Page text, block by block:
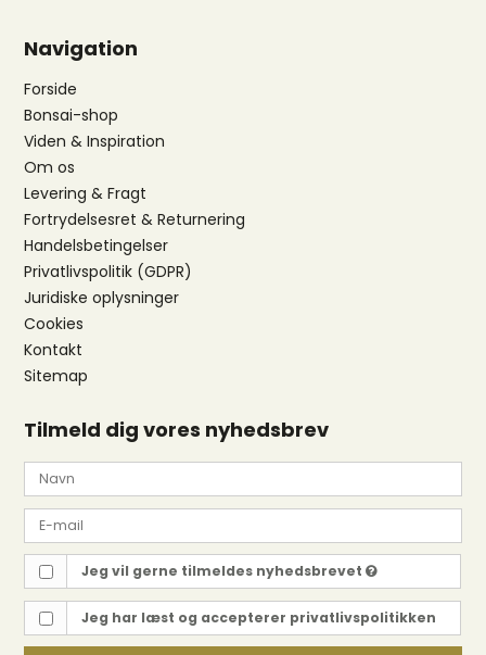
Navigation
Forside
Bonsai-shop
Viden & Inspiration
Om os
Levering & Fragt
Fortrydelsesret & Returnering
Handelsbetingelser
Privatlivspolitik (GDPR)
Juridiske oplysninger
Cookies
Kontakt
Sitemap
Tilmeld dig vores nyhedsbrev
Jeg vil gerne tilmeldes nyhedsbrevet
Jeg har læst og accepterer privatlivspolitikken